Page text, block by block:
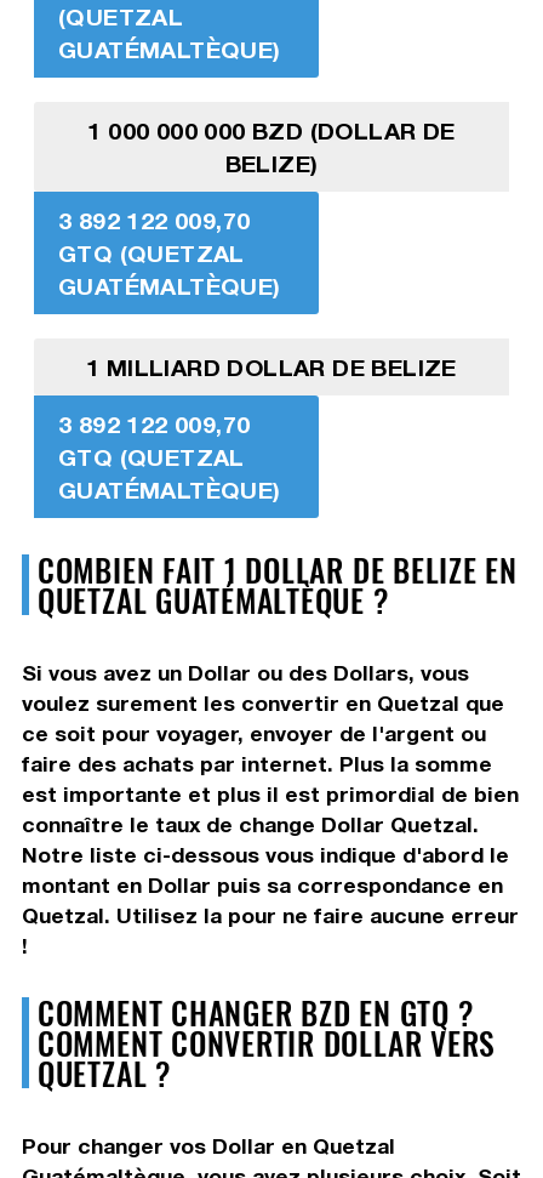
(QUETZAL
GUATÉMALTÈQUE)
1 000 000 000 BZD (DOLLAR DE
BELIZE)
3 892 122 009,70
GTQ (QUETZAL
GUATÉMALTÈQUE)
1 MILLIARD DOLLAR DE BELIZE
3 892 122 009,70
GTQ (QUETZAL
GUATÉMALTÈQUE)
COMBIEN FAIT 1 DOLLAR DE BELIZE EN
QUETZAL GUATÉMALTÈQUE ?
Si vous avez un Dollar ou des Dollars, vous
voulez surement les convertir en Quetzal que
ce soit pour voyager, envoyer de l'argent ou
faire des achats par internet. Plus la somme
est importante et plus il est primordial de bien
connaître le taux de change Dollar Quetzal.
Notre liste ci-dessous vous indique d'abord le
montant en Dollar puis sa correspondance en
Quetzal. Utilisez la pour ne faire aucune erreur
!
COMMENT CHANGER BZD EN GTQ ?
COMMENT CONVERTIR DOLLAR VERS
QUETZAL ?
Pour changer vos Dollar en Quetzal